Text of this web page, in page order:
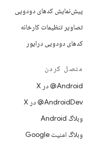
پیش‌نمایش کدهای دودویی
تصاویر تنظیمات کارخانه
کدهای دودویی درایور
متصل کردن
‫‎@Android در X
‫‎@AndroidDev در X
وبلاگ Android
وبلاگ امنیت Google